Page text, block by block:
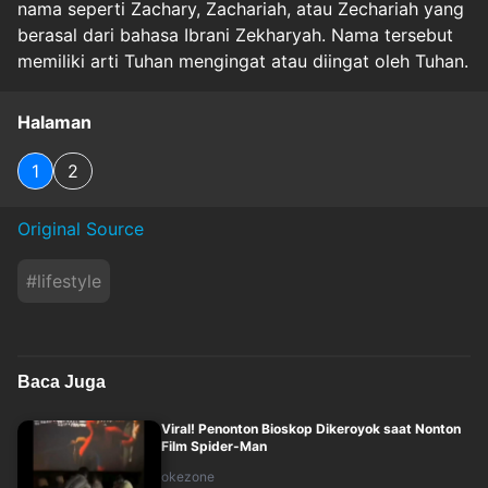
nama seperti Zachary, Zachariah, atau Zechariah yang
berasal dari bahasa Ibrani Zekharyah. Nama tersebut
memiliki arti Tuhan mengingat atau diingat oleh Tuhan.
Halaman
1 2
Original Source
#lifestyle
Baca Juga
Viral! Penonton Bioskop Dikeroyok saat Nonton
Film Spider-Man
okezone